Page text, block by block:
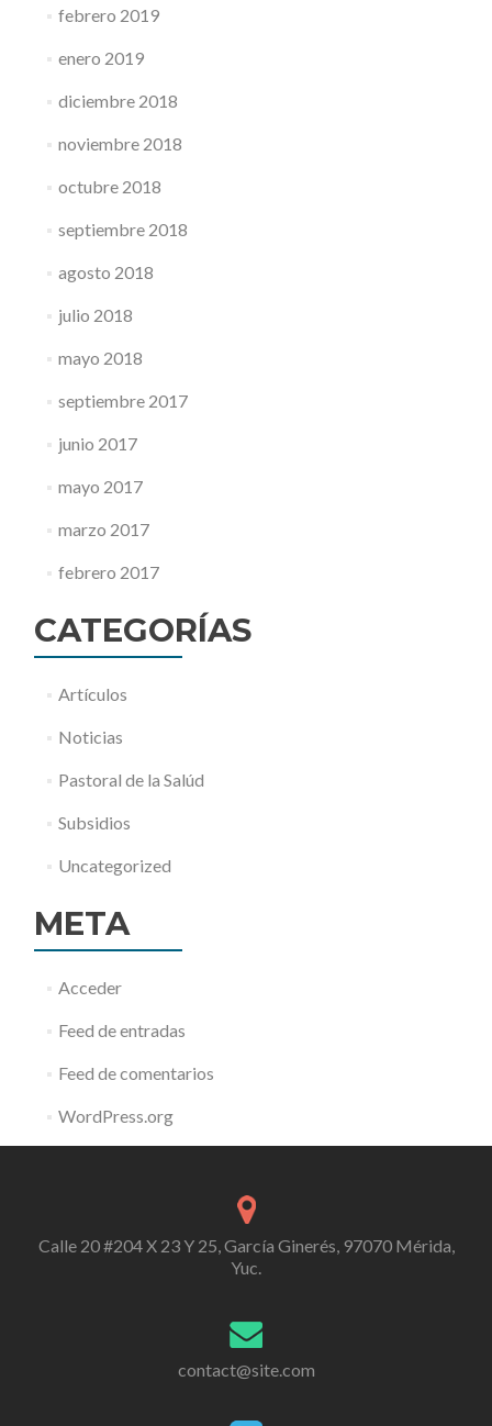
febrero 2019
enero 2019
diciembre 2018
noviembre 2018
octubre 2018
septiembre 2018
agosto 2018
julio 2018
mayo 2018
septiembre 2017
junio 2017
mayo 2017
marzo 2017
febrero 2017
CATEGORÍAS
Artículos
Noticias
Pastoral de la Salúd
Subsidios
Uncategorized
META
Acceder
Feed de entradas
Feed de comentarios
WordPress.org
Calle 20 #204 X 23 Y 25, García Ginerés, 97070 Mérida,
Yuc.
contact@site.com